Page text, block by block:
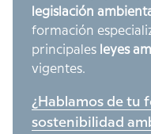
legislación
formación
principales leyes
vigentes.
¿Hablamos de tu
sostenibilidad